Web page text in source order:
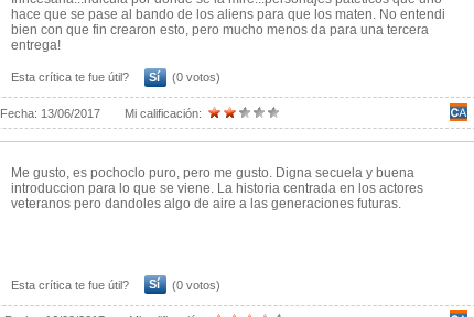
hace que se pase al bando de los aliens para que los maten. No entendi
bien con que fin crearon esto, pero mucho menos da para una tercera
entrega!
Esta crítica te fue útil? Sí (0 votos)
Fecha: 13/06/2017 Mi calificación:
Me gusto, es pochoclo puro, pero me gusto. Digna secuela y buena
introduccion para lo que se viene. La historia centrada en los actores
veteranos pero dandoles algo de aire a las generaciones futuras.
Esta crítica te fue útil? Sí (0 votos)